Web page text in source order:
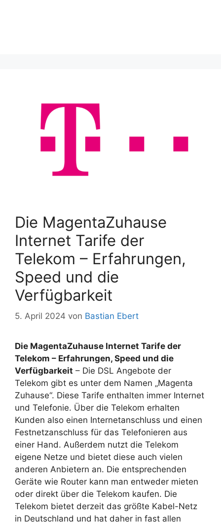
Die MagentaZuhause
Internet Tarife der
Telekom – Erfahrungen,
Speed und die
Verfügbarkeit
5. April 2024 von Bastian Ebert
Die MagentaZuhause Internet Tarife der
Telekom – Erfahrungen, Speed und die
Verfügbarkeit – Die DSL Angebote der
Telekom gibt es unter dem Namen „Magenta
Zuhause“. Diese Tarife enthalten immer Internet
und Telefonie. Über die Telekom erhalten
Kunden also einen Internetanschluss und einen
Festnetzanschluss für das Telefonieren aus
einer Hand. Außerdem nutzt die Telekom
eigene Netze und bietet diese auch vielen
anderen Anbietern an. Die entsprechenden
Geräte wie Router kann man entweder mieten
oder direkt über die Telekom kaufen. Die
Telekom bietet derzeit das größte Kabel-Netz
in Deutschland und hat daher in fast allen